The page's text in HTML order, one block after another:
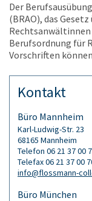
Der
(BRAO), das
Rechtsanwältinnen
Berufsordnung für
Vorschriften
Kontakt
Büro Mannheim
Karl-Ludwig-Str. 23
68165 Mannheim
Telefon 06 21 37 00
Telefax 06 21 37 00
info@flossmann-
Büro München